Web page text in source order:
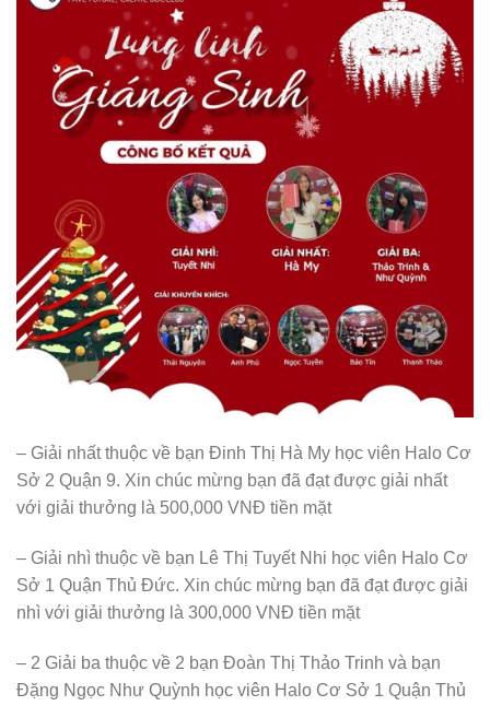
– Giải nhất thuộc về bạn Đinh Thị Hà My học viên Halo Cơ
Sở 2 Quận 9. Xin chúc mừng bạn đã đạt được giải nhất
với giải thưởng là 500,000 VNĐ tiền mặt
– Giải nhì thuộc về bạn Lê Thị Tuyết Nhi học viên Halo Cơ
Sở 1 Quận Thủ Đức. Xin chúc mừng bạn đã đạt được giải
nhì với giải thưởng là 300,000 VNĐ tiền mặt
– 2 Giải ba thuộc về 2 bạn Đoàn Thị Thảo Trinh và bạn
Đặng Ngọc Như Quỳnh học viên Halo Cơ Sở 1 Quận Thủ